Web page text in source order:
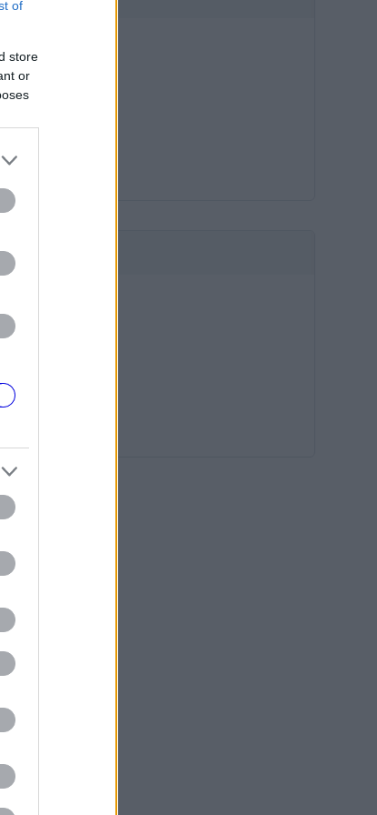
of
store
or